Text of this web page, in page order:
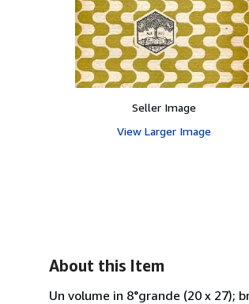
Seller Image
View Larger Image
About this Item
Un volume in 8°grande (20 x